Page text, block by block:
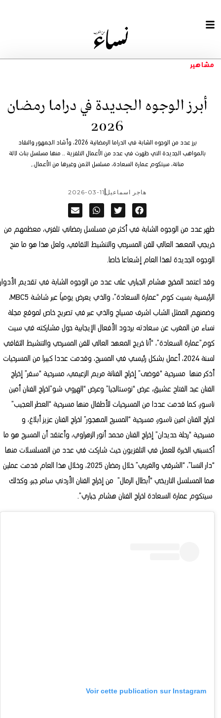
مشاهير
أبرز الوجوه الجديدة في دراما رمضان
2026
برز عدد من الوجوه الشابة في الدراما الرمضانية 2026، وأشاد الجمهور والنقاد
بالمواهب الجديدة التي ظهرت في عدد من الأعمال التلفزية .. منها مسلسل بنات لالة
منانة، سيتكوم عمارة السعادة، مسلسل الثمن وغيرها من الأعمال.,
هاجر اسماعيل 2026-03-11
ظهر عدد من الوجوه الشابة في أكثر من مسلسل رمضاني تلفزي، معظمهم من
خريجي المعهد العالي للفن المسرحي والتنشيط الثقافي، ولعل هذا هو ما منح
الوجوه الجديدة لهذا العام إشعاعا خاصا.
وقد اعتمد المخرج هشام الجباري على عدد من الوجوه الشابة في تقديم الأدوار
الرئيسية بسيت كوم “عمارة السعادة”، والذي يعرض يومياً عبر شاشة MBC5،
وضمنهم الممثل الشاب اشرف مسياح والذي عبر في تصريح خاص لموقع مجلة
نساء من المغرب عن سعادته بردود الأفعال الإيجابية حول مشاركته في سيت
كوم”عمارة السعادة”، “أنا خريج المعهد العالي للفن المسرحي والتنشيط الثقافي
لسنة 2024، أعمل بشكل رئيسي في المسرح، وقدمت عددا كبيرا من المسرحيات
أذكر منها مسرحية “فوضى” إخراج الفنانة مريم الزعيمي، مسرحية “سفر” إخراج
الفنان عبد الفتاح عشيق، عرض “نوستالجيا” وعرض “الهروي شو”اخراج الفنان أمين
ناسور، كما قدمت عددا من المسرحيات للأطفال منها مسرحية “العطر العجيب”
اخراج الفنان امين ناسور، مسرحية “المسرح المهجور” اخراج الفنان عزيز أبلاغ، و
مسرحية “رحلة حديدان” إخراج الفنان محمد أنور الزهراوي، وأعتقد أن المسرح هو ما
أكسبني الخبرة للعمل في التلفزيون حيث شاركت في عدد من المسلسلات منها
“دار النسا”، “الشرقي والغربي” خلال رمضان 2025، وخلال هذا العام قدمت عملين
هما المسلسل التاريخي “أبطال الرمال” من إخراج الفنان الأردني سامر جبر، وكذلك
سيتكوم عمارة السعادة اخراج الفنان هشام جباري”.
Voir cette publication sur Instagram